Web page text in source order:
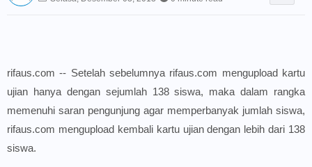
rifaus.com -- Setelah sebelumnya rifaus.com mengupload kartu
ujian hanya dengan sejumlah 138 siswa, maka dalam rangka
memenuhi saran pengunjung agar memperbanyak jumlah siswa,
rifaus.com mengupload kembali kartu ujian dengan lebih dari 138
siswa.